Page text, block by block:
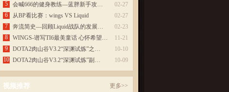
5
02-27
会喊666的健身教练—蓝胖新手攻…
6
02-27
从BP看比赛：wings VS Liquid
7
02-23
奔流简史—回顾Liquid战队的发展…
8
11-21
WINGS-谱写TI6最美童话 心怀希望…
9
10-10
DOTA2肉山谷V3.2“深渊试炼”之…
10
10-09
DOTA2肉山谷V3.2“深渊试炼”副…
视频推荐 更多>>